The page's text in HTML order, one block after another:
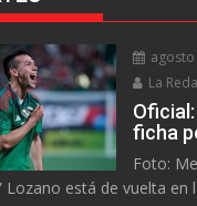
La
Oficial:
ficha
Foto:
Lozano está de vuelta en